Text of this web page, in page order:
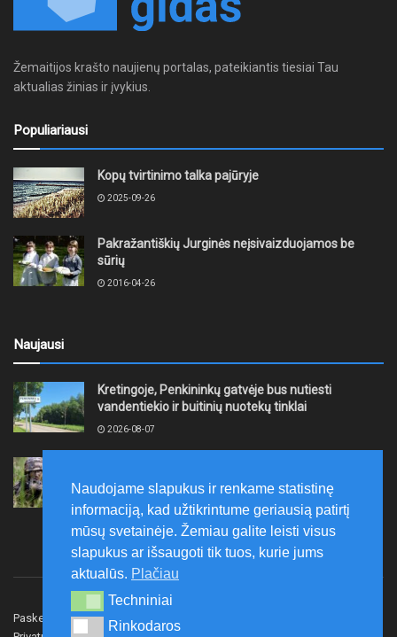
Žemaitijos krašto naujienų portalas, pateikiantis tiesiai Tau
aktualias žinias ir įvykius.
Populiariausi
Kopų tvirtinimo talka pajūryje
2025-09-26
Pakražantiškių Jurginės neįsivaizduojamos be
sūrių
2016-04-26
Naujausi
Kretingoje, Penkininkų gatvėje bus nutiesti
vandentiekio ir buitinių nuotekų tinklai
2026-08-07
rinktinė vykdys karines pratybas
2026-08-07
Paskelbk naujieną Rašyti redakcijai
Naudojame slapukus ir renkame statistinę
informaciją, kad užtikrintume geriausią patirtį
mūsų svetainėje. Žemiau galite leisti visus
slapukus ar išsaugoti tik tuos, kurie jums
aktualūs. Plačiau
Techniniai
Techniniai
Rinkodaros
Rinkodaros